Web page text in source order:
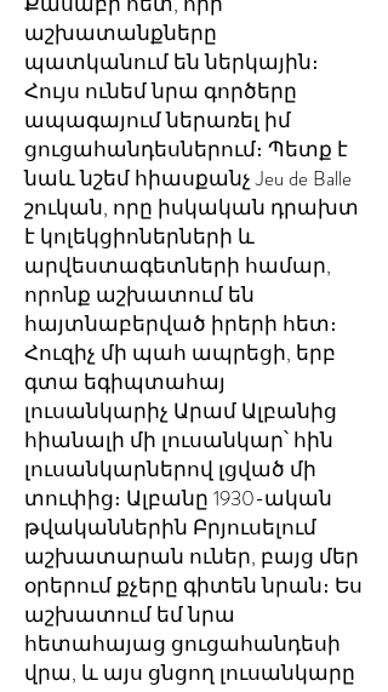
աշխատանքները
պատկանում են ներկային։
Հույս ունեմ նրա գործերը
ապագայում ներառել իմ
ցուցահանդեսներում։ Պետք է
նաև նշեմ հիասքանչ Jeu de Balle
շուկան, որը իսկական դրախտ
է կոլեկցիոներների և
արվեստագետների համար,
որոնք աշխատում են
հայտնաբերված իրերի հետ։
Հուզիչ մի պահ ապրեցի, երբ
գտա եգիպտահայ
լուսանկարիչ Արամ Ալբանից
հիանալի մի լուսանկար՝ հին
լուսանկարներով լցված մի
տուփից։ Ալբանը 1930-ական
թվականներին Բրյուսելում
աշխատարան ուներ, բայց մեր
օրերում քչերը գիտեն նրան։ Ես
աշխատում եմ նրա
հետահայաց ցուցահանդեսի
վրա, և այս ցնցող լուսանկարը